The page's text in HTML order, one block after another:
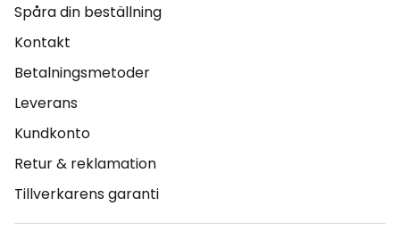
Spåra din beställning
Kontakt
Betalningsmetoder
Leverans
Kundkonto
Retur & reklamation
Tillverkarens garanti